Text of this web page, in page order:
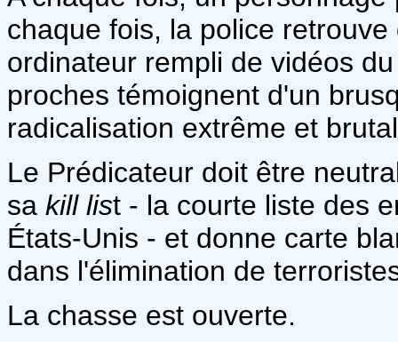
chaque fois, la police
ordinateur rempli de vidéos
proches témoignent d'un
radicalisation extrême et
Le Prédicateur doit être
sa kill list - la courte liste des
États-Unis - et donne carte
dans l'élimination de
La chasse est ouverte.